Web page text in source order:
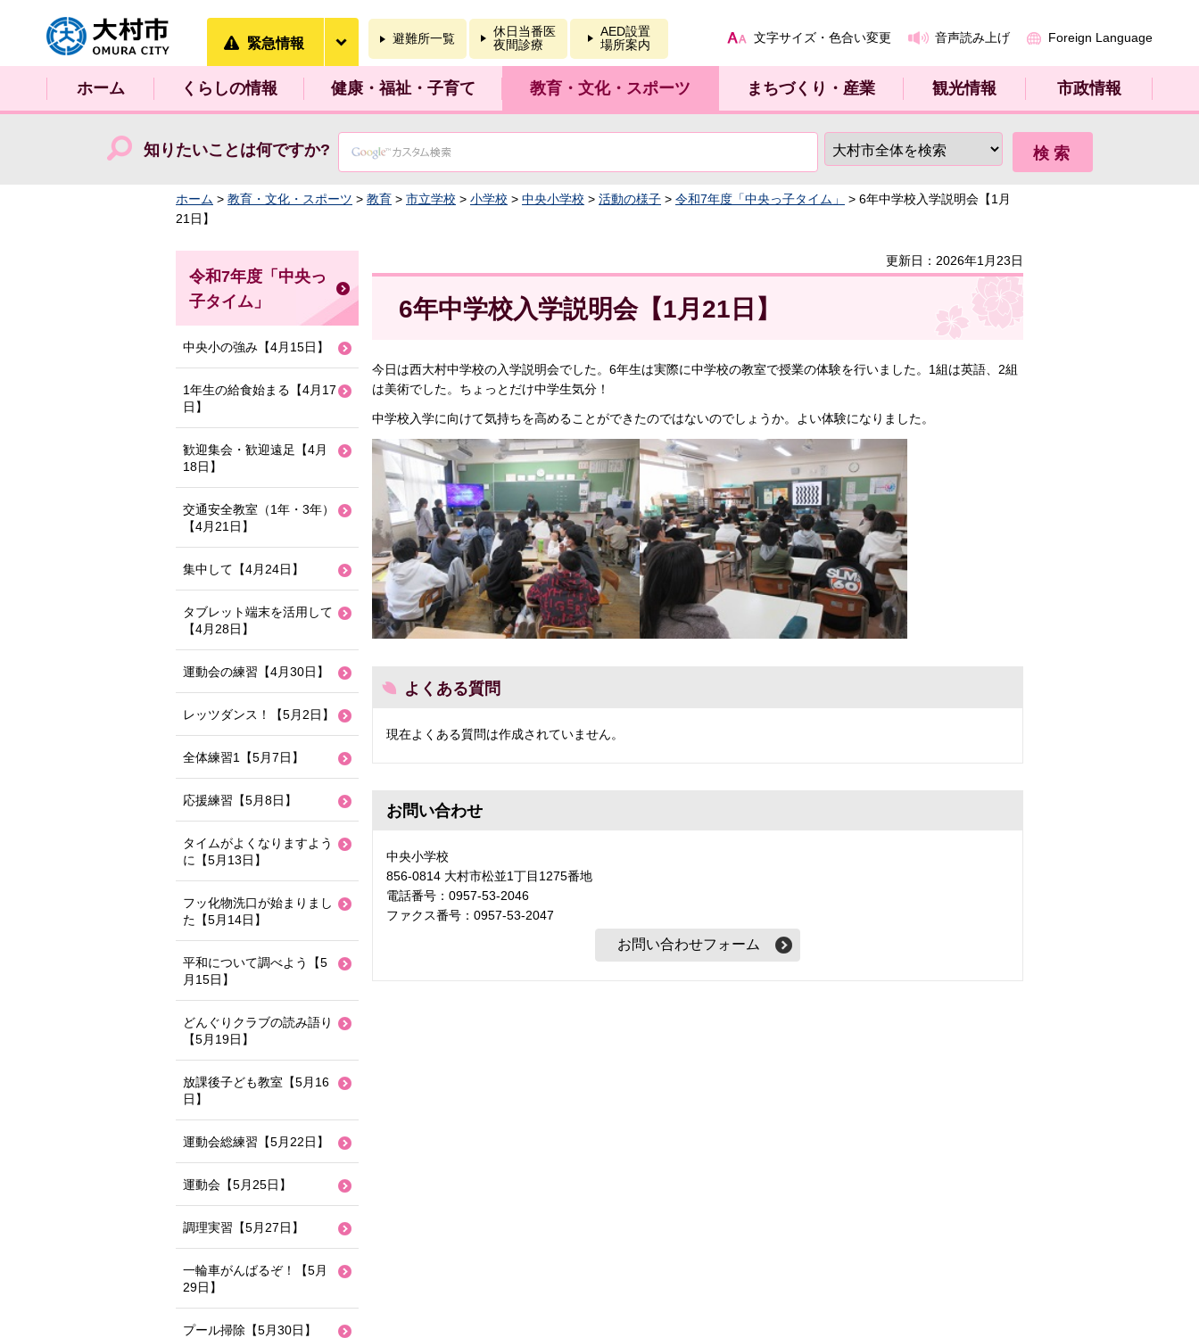
大村市
緊急情報 避難所一覧
休日当番医
夜間診療
AED設置
場所案内
文字サイズ・色合い変更 音声読み上げ Foreign Language
ホーム くらしの情報 健康・福祉・子育て 教育・文化・スポーツ まちづくり・産業 観光情報 市政情報
知りたいことは何ですか?
ホーム > 教育・文化・スポーツ > 教育 > 市立学校 > 小学校 > 中央小学校 > 活動の様子 > 令和7年度「中央っ子タイム」
> 6年中学校入学説明会【1月
21日】
更新日：2026年1月23日
6年中学校入学説明会【1月21日】
今日は西大村中学校の入学説明会でした。6年生は実際に中学校の教室で授業の体験を行いました。1組は英語、2組
は美術でした。ちょっとだけ中学生気分！
中学校入学に向けて気持ちを高めることができたのではないのでしょうか。よい体験になりました。
よくある質問
現在よくある質問は作成されていません。
お問い合わせ
中央小学校
856-0814 大村市松並1丁目1275番地
電話番号：0957-53-2046
ファクス番号：0957-53-2047
令和7年度「中央っ
子タイム」
中央小の強み【4月15日】
1年生の給食始まる【4月17
日】
歓迎集会・歓迎遠足【4月
18日】
交通安全教室（1年・3年）
【4月21日】
集中して【4月24日】
タブレット端末を活用して
【4月28日】
運動会の練習【4月30日】
レッツダンス！【5月2日】
全体練習1【5月7日】
応援練習【5月8日】
タイムがよくなりますよう
に【5月13日】
フッ化物洗口が始まりまし
た【5月14日】
平和について調べよう【5
月15日】
どんぐりクラブの読み語り
【5月19日】
放課後子ども教室【5月16
日】
運動会総練習【5月22日】
運動会【5月25日】
調理実習【5月27日】
一輪車がんばるぞ！【5月
29日】
プール掃除【5月30日】